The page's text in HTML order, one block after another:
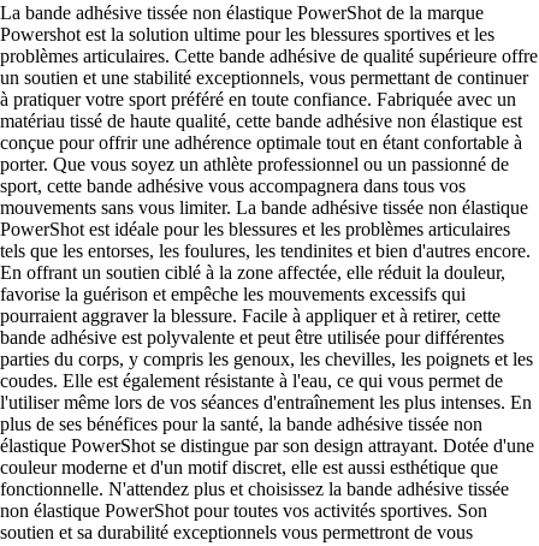
La bande adhésive tissée non élastique PowerShot de la marque
Powershot est la solution ultime pour les blessures sportives et les
problèmes articulaires. Cette bande adhésive de qualité supérieure offre
un soutien et une stabilité exceptionnels, vous permettant de continuer
à pratiquer votre sport préféré en toute confiance. Fabriquée avec un
matériau tissé de haute qualité, cette bande adhésive non élastique est
conçue pour offrir une adhérence optimale tout en étant confortable à
porter. Que vous soyez un athlète professionnel ou un passionné de
sport, cette bande adhésive vous accompagnera dans tous vos
mouvements sans vous limiter. La bande adhésive tissée non élastique
PowerShot est idéale pour les blessures et les problèmes articulaires
tels que les entorses, les foulures, les tendinites et bien d'autres encore.
En offrant un soutien ciblé à la zone affectée, elle réduit la douleur,
favorise la guérison et empêche les mouvements excessifs qui
pourraient aggraver la blessure. Facile à appliquer et à retirer, cette
bande adhésive est polyvalente et peut être utilisée pour différentes
parties du corps, y compris les genoux, les chevilles, les poignets et les
coudes. Elle est également résistante à l'eau, ce qui vous permet de
l'utiliser même lors de vos séances d'entraînement les plus intenses. En
plus de ses bénéfices pour la santé, la bande adhésive tissée non
élastique PowerShot se distingue par son design attrayant. Dotée d'une
couleur moderne et d'un motif discret, elle est aussi esthétique que
fonctionnelle. N'attendez plus et choisissez la bande adhésive tissée
non élastique PowerShot pour toutes vos activités sportives. Son
soutien et sa durabilité exceptionnels vous permettront de vous